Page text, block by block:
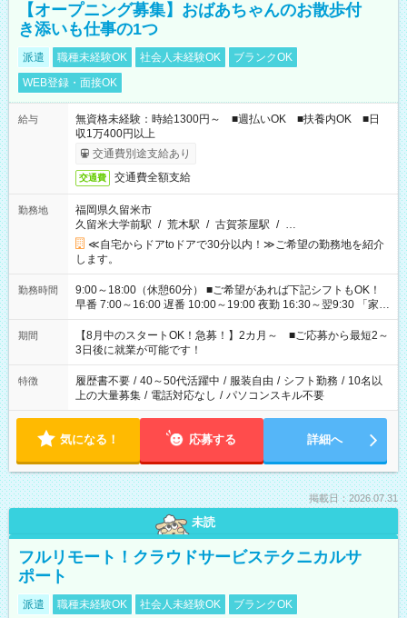
【オープニング募集】おばあちゃんのお散歩付
き添いも仕事の1つ
派遣 職種未経験OK 社会人未経験OK
ブランクOK
WEB登録・面接OK
給与
無資格未経験：時給1300円～ ■週払いOK ■扶養内OK ■日
収1万400円以上
交通費別途支給あり
交通費 交通費全額支給
勤務地
福岡県久留米市
久留米大学前駅 / 荒木駅 / 古賀茶屋駅 / …
≪自宅からドアtoドアで30分以内！≫ご希望の勤務地を紹介
します。
勤務時間
9:00～18:00（休憩60分） ■ご希望があれば下記シフトもOK！
早番 7:00～16:00 遅番 10:00～19:00 夜勤 16:30～翌9:30 「家族
と休みを合わせたい」 「余裕を持って夕飯の準備がしたい」
「できれば残業はしたくない」 など、ご希望を教えてください
ね。 ※Wワーク希望の方へ 今ご覧のお仕事で希望する勤務時間
と、もう1つのお仕事の勤務時間。 合計で週40時間を超える場
合は応募できません。
期間
【8月中のスタートOK！急募！】2カ月～ ■ご応募から最短2～
3日後に就業が可能です！
特徴 履歴書不要 / 40～50代活躍中 / 服装自由 / シフト勤務 / 10名以
上の大量募集 / 電話対応なし / パソコンスキル不要
気になる！ 応募する 詳細へ
掲載日：2026.07.31
未読
フルリモート！クラウドサービステクニカルサ
ポート
派遣 職種未経験OK 社会人未経験OK
ブランクOK